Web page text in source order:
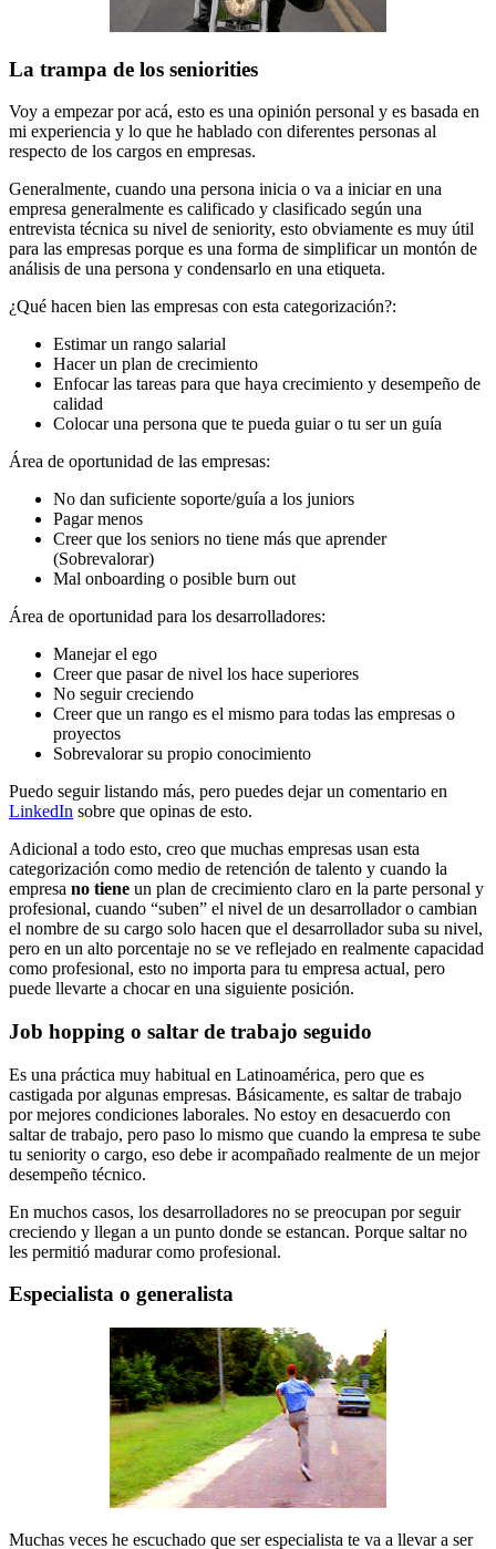
La trampa de los seniorities
Voy a empezar por acá, esto es una opinión personal y es basada en
mi experiencia y lo que he hablado con diferentes personas al
respecto de los cargos en empresas.
Generalmente, cuando una persona inicia o va a iniciar en una
empresa generalmente es calificado y clasificado según una
entrevista técnica su nivel de seniority, esto obviamente es muy útil
para las empresas porque es una forma de simplificar un montón de
análisis de una persona y condensarlo en una etiqueta.
¿Qué hacen bien las empresas con esta categorización?:
Estimar un rango salarial
Hacer un plan de crecimiento
Enfocar las tareas para que haya crecimiento y desempeño de
calidad
Colocar una persona que te pueda guiar o tu ser un guía
Área de oportunidad de las empresas:
No dan suficiente soporte/guía a los juniors
Pagar menos
Creer que los seniors no tiene más que aprender
(Sobrevalorar)
Mal onboarding o posible burn out
Área de oportunidad para los desarrolladores:
Manejar el ego
Creer que pasar de nivel los hace superiores
No seguir creciendo
Creer que un rango es el mismo para todas las empresas o
proyectos
Sobrevalorar su propio conocimiento
Puedo seguir listando más, pero puedes dejar un comentario en
LinkedIn sobre que opinas de esto.
Adicional a todo esto, creo que muchas empresas usan esta
categorización como medio de retención de talento y cuando la
empresa no tiene un plan de crecimiento claro en la parte personal y
profesional, cuando “suben” el nivel de un desarrollador o cambian
el nombre de su cargo solo hacen que el desarrollador suba su nivel,
pero en un alto porcentaje no se ve reflejado en realmente capacidad
como profesional, esto no importa para tu empresa actual, pero
puede llevarte a chocar en una siguiente posición.
Job hopping o saltar de trabajo seguido
Es una práctica muy habitual en Latinoamérica, pero que es
castigada por algunas empresas. Básicamente, es saltar de trabajo
por mejores condiciones laborales. No estoy en desacuerdo con
saltar de trabajo, pero paso lo mismo que cuando la empresa te sube
tu seniority o cargo, eso debe ir acompañado realmente de un mejor
desempeño técnico.
En muchos casos, los desarrolladores no se preocupan por seguir
creciendo y llegan a un punto donde se estancan. Porque saltar no
les permitió madurar como profesional.
Especialista o generalista
Muchas veces he escuchado que ser especialista te va a llevar a ser